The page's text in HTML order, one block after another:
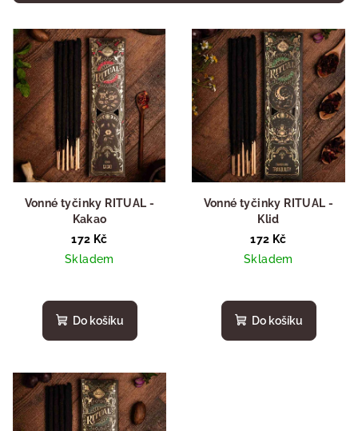
r
o
d
u
k
t
ů
V
ý
p
s
p
r
o
Vonné tyčinky RITUAL -
Kakao
172 Kč
Skladem
Do košíku
Vonné tyčinky RITUAL -
Klid
172 Kč
Skladem
Do košíku